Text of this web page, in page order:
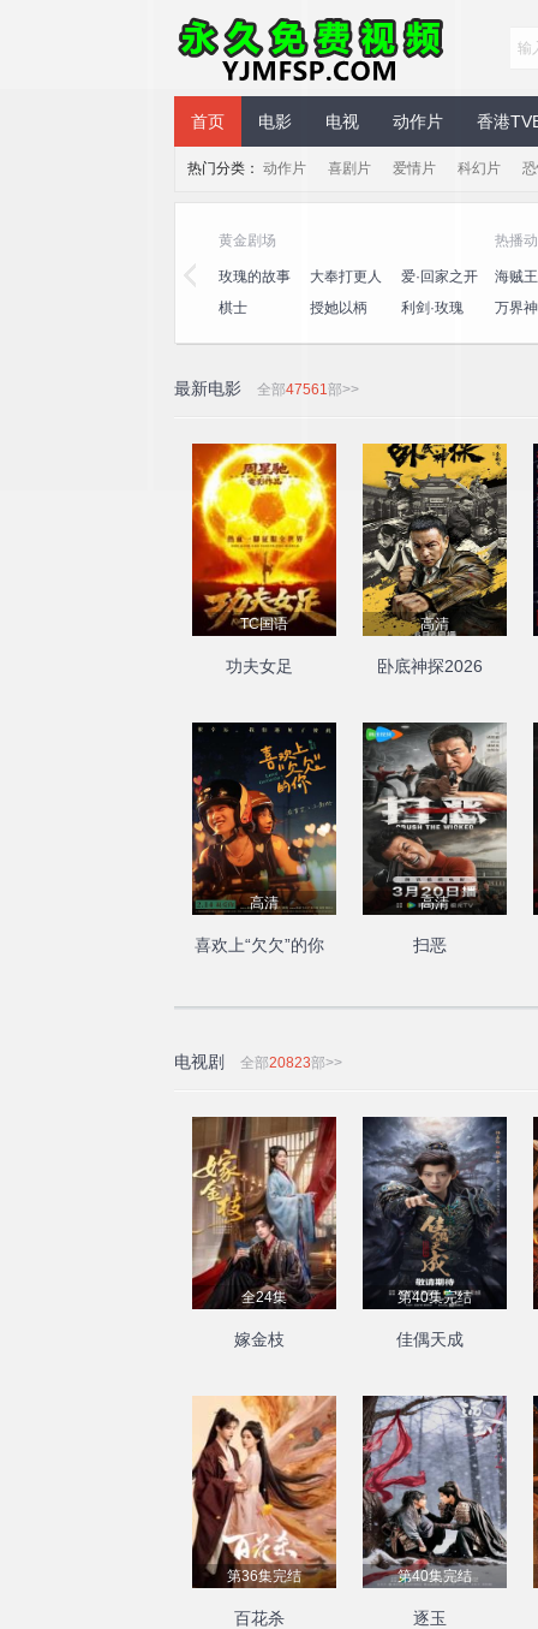
永久免费视频
首页 电影 电视 动作片 香港
热门分类： 动作片 喜剧片 爱情片 科幻片
黄金剧场
玫瑰的故事 大奉打更人
爱·回家之开
心速递
棋士 授她以柄 利剑·玫瑰
热播
海贼
王
万界
最新电影 全部47561部>>
TC国语
功夫女足
高清
卧底神探2026
高清
喜欢上“欠欠”的你
高清
扫恶
电视剧 全部20823部>>
全24集
嫁金枝
第40集完结
佳偶天成
第36集完结
百花杀
第40集完结
逐玉